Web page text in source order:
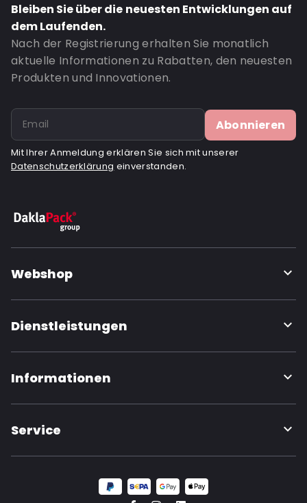
Header: 30
Bottom gusset: 30
Valve: Ohne Ventil
Bestell-ID: 351
Bleiben Sie über die neuesten Entwicklungen auf
dem Laufenden.
Nach der Registrierung erhalten Sie monatlich
aktuelle Informationen zu Rabatten, den neuesten
Produkten und Innovationen.
Abonnieren
Mit Ihrer Anmeldung erklären Sie sich mit unserer
Datenschutzerklärung einverstanden.
Webshop
Dienstleistungen
Informationen
Service